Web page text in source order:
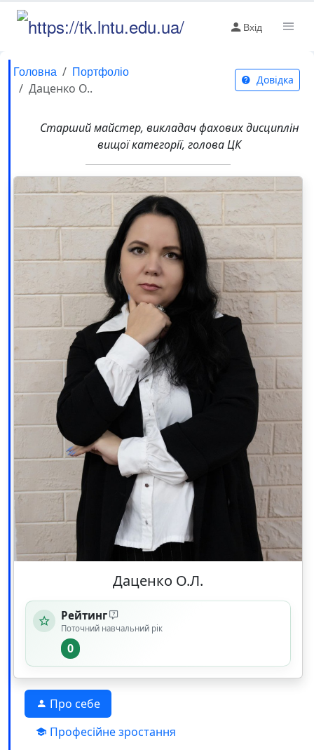
Вхід
Головна Портфоліо
Даценко О..
Довідка
Старший майстер, викладач фахових дисциплін
вищої категорії, голова ЦК
Даценко О.Л.
Рейтинг
Поточний навчальний рік
0
Про себе
Професійне зростання